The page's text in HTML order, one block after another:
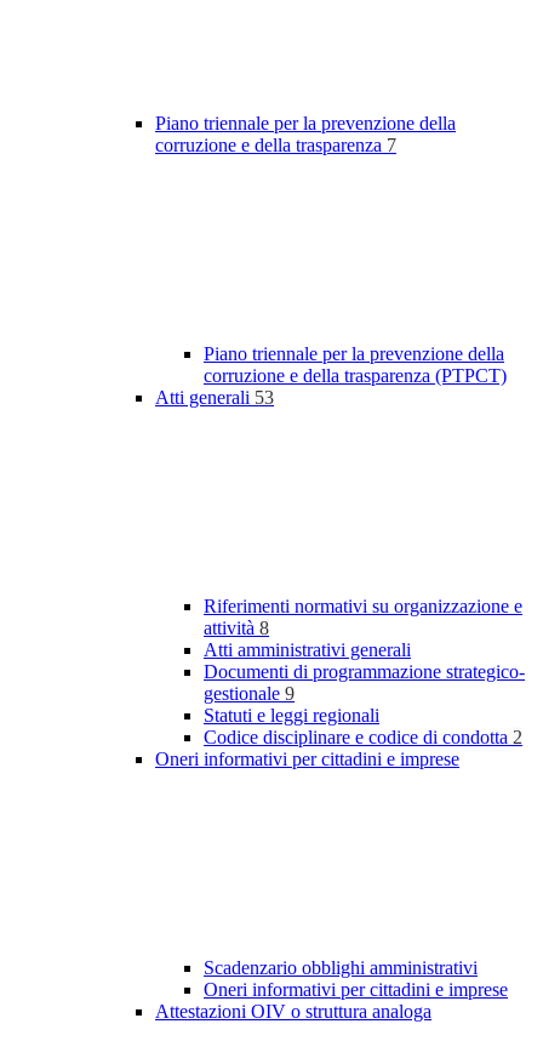
Piano triennale per la prevenzione della
corruzione e della trasparenza 7
Piano triennale per la prevenzione della
corruzione e della trasparenza (PTPCT)
Atti generali 53
Riferimenti normativi su organizzazione e
attività 8
Atti amministrativi generali
Documenti di programmazione strategico-
gestionale 9
Statuti e leggi regionali
Codice disciplinare e codice di condotta 2
Oneri informativi per cittadini e imprese
Scadenzario obblighi amministrativi
Oneri informativi per cittadini e imprese
Attestazioni OIV o struttura analoga